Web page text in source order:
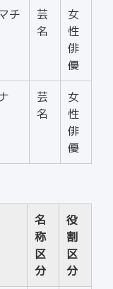
チ
芸
名
女
性
俳
優
芸
名
女
性
俳
優
名
称
区
分
役
割
区
分